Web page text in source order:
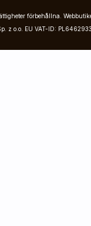
förbehållna.
z o.o. EU VAT-ID: